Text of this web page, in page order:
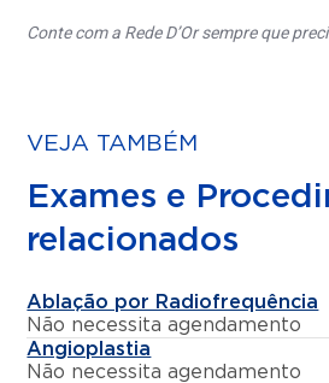
Conte com a Rede D’Or sempre que
VEJA TAMBÉM
Exames e
relacionados
Ablação por Radiofrequência
Não necessita agendamento
Angioplastia
Não necessita agendamento